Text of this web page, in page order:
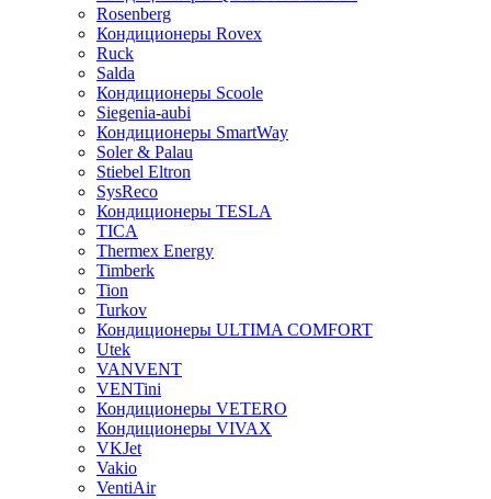
Rosenberg
Кондиционеры Rovex
Ruck
Salda
Кондиционеры Scoole
Siegenia-aubi
Кондиционеры SmartWay
Soler & Palau
Stiebel Eltron
SysReco
Кондиционеры TESLA
TICA
Thermex Energy
Timberk
Tion
Turkov
Кондиционеры ULTIMA COMFORT
Utek
VANVENT
VENTini
Кондиционеры VETERO
Кондиционеры VIVAX
VKJet
Vakio
VentiAir